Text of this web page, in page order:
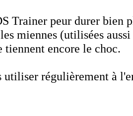
Trainer peur durer bien
miennes (utilisées
tiennent encore le choc.
utiliser régulièrement à